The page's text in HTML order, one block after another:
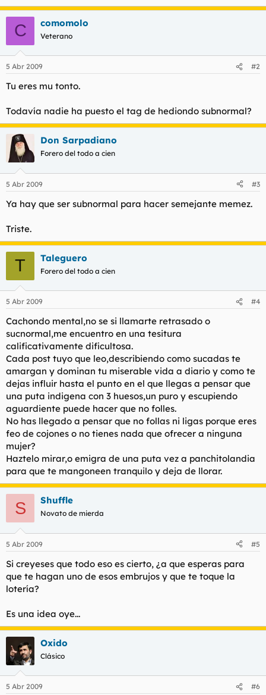
C comomolo
Veterano
5 Abr 2009 #2
Tu eres mu tonto.
Todavía nadie ha puesto el tag de hediondo subnormal?
Don Sarpadiano
Forero del todo a cien
5 Abr 2009 #3
Ya hay que ser subnormal para hacer semejante memez.
Triste.
T Taleguero
Forero del todo a cien
5 Abr 2009 #4
Cachondo mental,no se si llamarte retrasado o
sucnormal,me encuentro en una tesitura
calificativamente dificultosa.
Cada post tuyo que leo,describiendo como sucadas te
amargan y dominan tu miserable vida a diario y como te
dejas influir hasta el punto en el que llegas a pensar que
una puta indigena con 3 huesos,un puro y escupiendo
aguardiente puede hacer que no folles.
No has llegado a pensar que no follas ni ligas porque eres
feo de cojones o no tienes nada que ofrecer a ninguna
mujer?
Haztelo mirar,o emigra de una puta vez a panchitolandia
para que te mangoneen tranquilo y deja de llorar.
S Shuffle
Novato de mierda
5 Abr 2009 #5
Si creyeses que todo eso es cierto, ¿a que esperas para
que te hagan uno de esos embrujos y que te toque la
lotería?
Es una idea oye...
Oxido
Clásico
5 Abr 2009 #6